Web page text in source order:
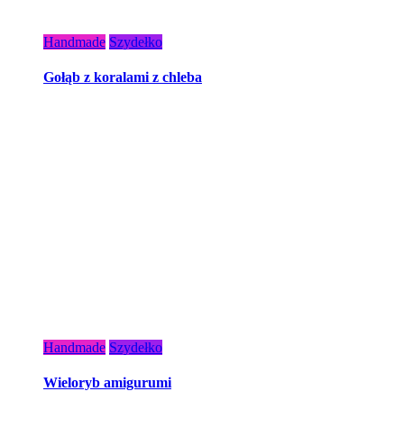
Handmade Szydełko
Gołąb z koralami z chleba
Handmade Szydełko
Wieloryb amigurumi